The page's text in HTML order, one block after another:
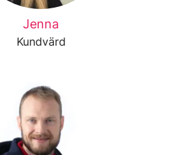
Jenna
Kundvärd